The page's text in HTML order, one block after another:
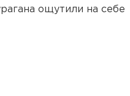
ощутили на себе